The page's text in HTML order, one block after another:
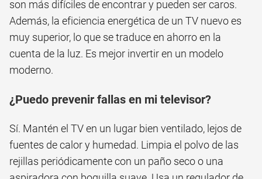
son más difíciles de encontrar y pueden ser caros.
Además, la eficiencia energética de un TV nuevo es
muy superior, lo que se traduce en ahorro en la
cuenta de la luz. Es mejor invertir en un modelo
moderno.
¿Puedo prevenir fallas en mi televisor?
Sí. Mantén el TV en un lugar bien ventilado, lejos de
fuentes de calor y humedad. Limpia el polvo de las
rejillas periódicamente con un paño seco o una